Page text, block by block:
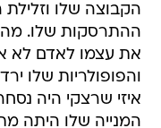
הקבוצה שלו
ההתרסקות שלו.
את עצמו לאדם לא
והפופולריות שלו
איזי שרצקי היה
המנייה שלו היתה